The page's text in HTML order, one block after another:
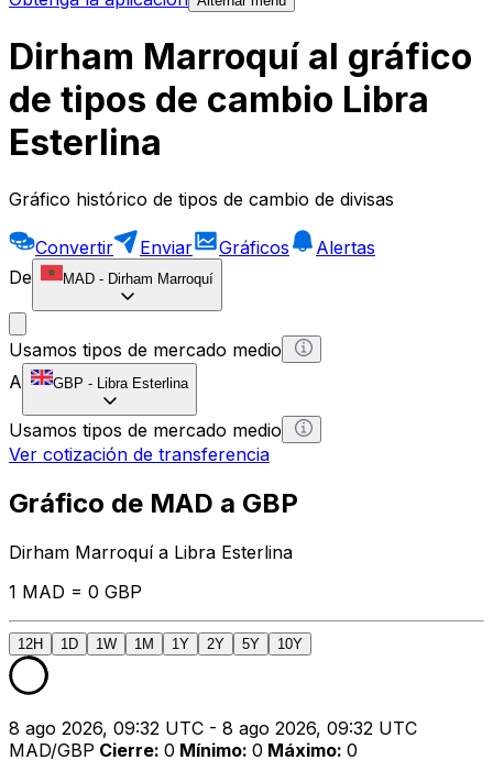
Dirham Marroquí al gráfico
de tipos de cambio Libra
Esterlina
Gráfico histórico de tipos de cambio de divisas
Convertir Enviar Gráficos
Alertas
De
MAD - Dirham Marroquí
Usamos tipos de mercado medio
A
GBP - Libra Esterlina
Usamos tipos de mercado medio
Ver cotización de transferencia
Gráfico de MAD a GBP
Dirham Marroquí a Libra Esterlina
1 MAD = 0 GBP
12H 1D 1W 1M 1Y 2Y 5Y 10Y
8 ago 2026, 09:32 UTC - 8 ago 2026, 09:32 UTC
MAD/GBP Cierre: 0 Mínimo: 0 Máximo: 0